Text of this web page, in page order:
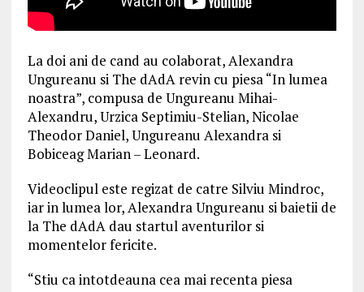
La doi ani de cand au colaborat, Alexandra
Ungureanu si The dAdA revin cu piesa “In lumea
noastra”, compusa de Ungureanu Mihai-
Alexandru, Urzica Septimiu-Stelian, Nicolae
Theodor Daniel, Ungureanu Alexandra si
Bobiceag Marian – Leonard.
Videoclipul este regizat de catre Silviu Mindroc,
iar in lumea lor, Alexandra Ungureanu si baietii de
la The dAdA dau startul aventurilor si
momentelor fericite.
“Stiu ca intotdeauna cea mai recenta piesa